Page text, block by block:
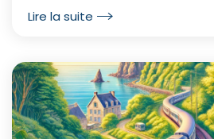
en forme, O2S, installé à Eu.
Lire la suite